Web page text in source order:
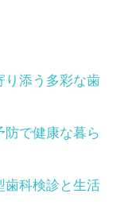
添う多彩な歯
で健康な暮ら
科検診と生活